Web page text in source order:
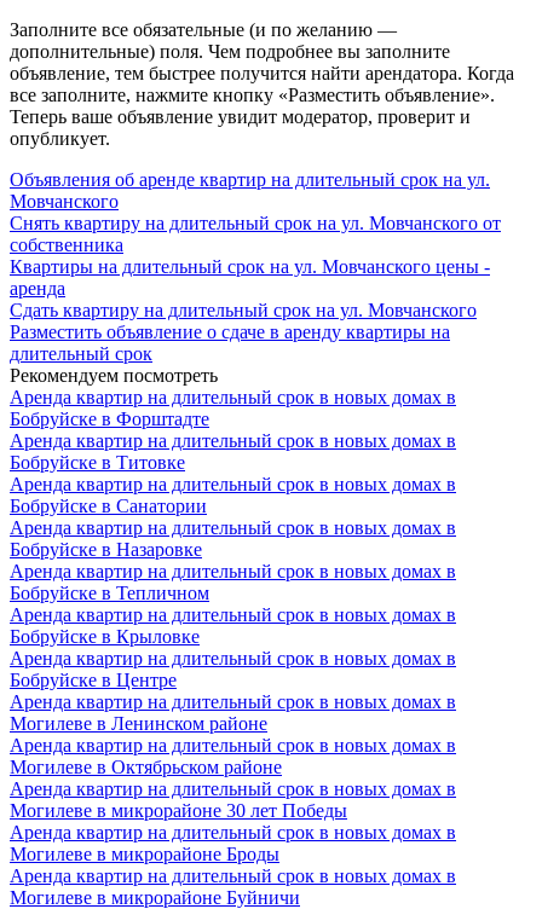
Заполните все обязательные (и по желанию —
дополнительные) поля. Чем подробнее вы заполните
объявление, тем быстрее получится найти арендатора. Когда
все заполните, нажмите кнопку «Разместить объявление».
Теперь ваше объявление увидит модератор, проверит и
опубликует.
Объявления об аренде квартир на длительный срок на ул.
Мовчанского
Снять квартиру на длительный срок на ул. Мовчанского от
собственника
Квартиры на длительный срок на ул. Мовчанского цены -
аренда
Сдать квартиру на длительный срок на ул. Мовчанского
Разместить объявление о сдаче в аренду квартиры на
длительный срок
Рекомендуем посмотреть
Аренда квартир на длительный срок в новых домах в
Бобруйске в Форштадте
Аренда квартир на длительный срок в новых домах в
Бобруйске в Титовке
Аренда квартир на длительный срок в новых домах в
Бобруйске в Санатории
Аренда квартир на длительный срок в новых домах в
Бобруйске в Назаровке
Аренда квартир на длительный срок в новых домах в
Бобруйске в Тепличном
Аренда квартир на длительный срок в новых домах в
Бобруйске в Крыловке
Аренда квартир на длительный срок в новых домах в
Бобруйске в Центре
Аренда квартир на длительный срок в новых домах в
Могилеве в Ленинском районе
Аренда квартир на длительный срок в новых домах в
Могилеве в Октябрьском районе
Аренда квартир на длительный срок в новых домах в
Могилеве в микрорайоне 30 лет Победы
Аренда квартир на длительный срок в новых домах в
Могилеве в микрорайоне Броды
Аренда квартир на длительный срок в новых домах в
Могилеве в микрорайоне Буйничи